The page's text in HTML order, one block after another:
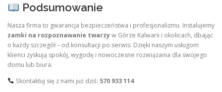
Podsumowanie
Nasza firma to gwarancja bezpieczeństwa i profesjonalizmu. Instalujemy
zamki na rozpoznawanie twarzyw Górze Kalwarii i okolicach, dbając
o każdy szczegół – od konsultacji po serwis. Dzięki naszym usługom
klienci zyskują spokój, wygodę i nowoczesne rozwiązania dla swojego
domu lub biura.
Skontaktuj się z nami już dziś: 570 933 114